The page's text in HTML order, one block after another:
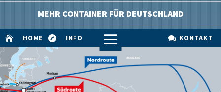
MEHR CONTAINER FÜR DEUTSCHLAND
 HOME  INFO a  KONTAKT